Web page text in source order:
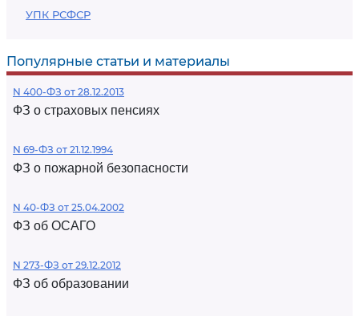
УПК РСФСР
Популярные статьи и материалы
N 400-ФЗ от 28.12.2013
ФЗ о страховых пенсиях
N 69-ФЗ от 21.12.1994
ФЗ о пожарной безопасности
N 40-ФЗ от 25.04.2002
ФЗ об ОСАГО
N 273-ФЗ от 29.12.2012
ФЗ об образовании